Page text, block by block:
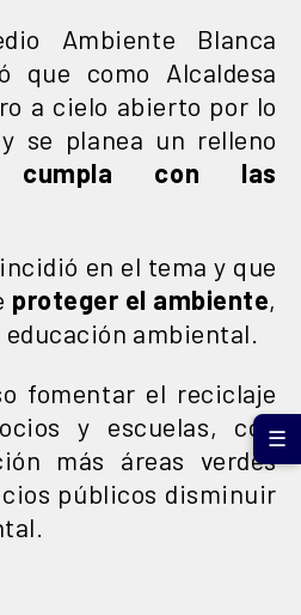
Ambiente Blanca
que como Alcaldesa
a cielo abierto por lo
se planea un relleno
cumpla con las
en el tema y que
proteger el ambiente,
ambiental.
fomentar el reciclaje
y escuelas, con
más áreas verdes
públicos disminuir
☰